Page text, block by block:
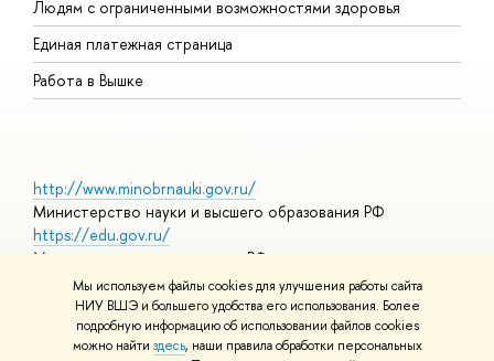
Мы используем файлы cookies для улучшения работы сайта
НИУ ВШЭ и большего удобства его использования. Более
подробную информацию об использовании файлов cookies
можно найти здесь, наши правила обработки персональных
Людям с ограниченными возможностями здоровья
Единая платежная страница
Работа в Вышке
http://www.minobrnauki.gov.ru/
Министерство науки и высшего образования РФ
https://edu.gov.ru/
Министерство просвещения РФ
https://elearning.hse.ru/mooc
Массовые открытые онлайн-курсы